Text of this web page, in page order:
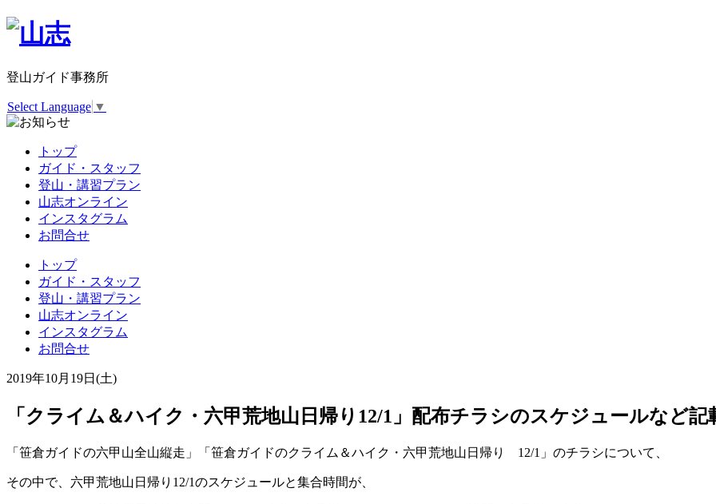
登山ガイド事務所
Select Language ▼
トップ
ガイド・スタッフ
登山・講習プラン
山志オンライン
インスタグラム
お問合せ
トップ
ガイド・スタッフ
登山・講習プラン
山志オンライン
インスタグラム
お問合せ
2019年10月19日(土)
「クライム＆ハイク・六甲荒地山日帰り12/1」配布チラシのスケジュールなど
「笹倉ガイドの六甲山全山縦走」「笹倉ガイドのクライム＆ハイク・六甲荒地山日帰り 12/1」のチラシについて、
その中で、六甲荒地山日帰り12/1のスケジュールと集合時間が、